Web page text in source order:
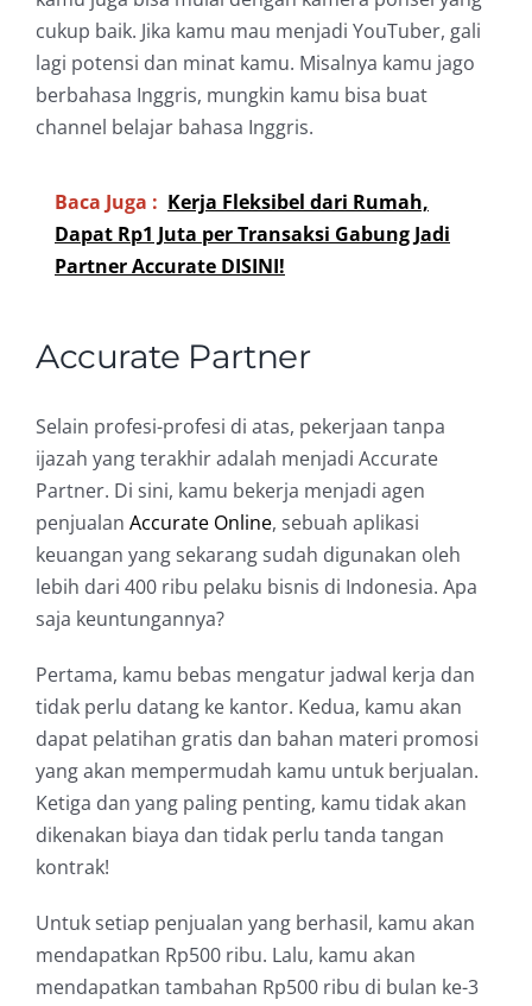
cukup baik. Jika kamu mau menjadi YouTuber, gali
lagi potensi dan minat kamu. Misalnya kamu jago
berbahasa Inggris, mungkin kamu bisa buat
channel belajar bahasa Inggris.
Baca Juga : Kerja Fleksibel dari Rumah,
Dapat Rp1 Juta per Transaksi Gabung Jadi
Partner Accurate DISINI!
Accurate Partner
Selain profesi-profesi di atas, pekerjaan tanpa
ijazah yang terakhir adalah menjadi Accurate
Partner. Di sini, kamu bekerja menjadi agen
penjualan Accurate Online, sebuah aplikasi
keuangan yang sekarang sudah digunakan oleh
lebih dari 400 ribu pelaku bisnis di Indonesia. Apa
saja keuntungannya?
Pertama, kamu bebas mengatur jadwal kerja dan
tidak perlu datang ke kantor. Kedua, kamu akan
dapat pelatihan gratis dan bahan materi promosi
yang akan mempermudah kamu untuk berjualan.
Ketiga dan yang paling penting, kamu tidak akan
dikenakan biaya dan tidak perlu tanda tangan
kontrak!
Untuk setiap penjualan yang berhasil, kamu akan
mendapatkan Rp500 ribu. Lalu, kamu akan
mendapatkan tambahan Rp500 ribu di bulan ke-3